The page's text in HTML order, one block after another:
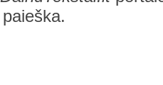
paieška.